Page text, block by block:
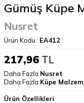
Gümüş Küpe
Nusret
Ürün Kodu : EA412
217,96 TL
Daha Fazla Nusret
Daha Fazla Küpe
Ürün Özellikleri